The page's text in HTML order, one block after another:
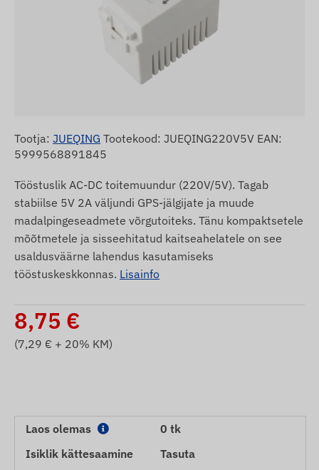
Tootja: JUEQING Tootekood: JUEQING220V5V EAN:
5999568891845
Tööstuslik AC-DC toitemuundur (220V/5V). Tagab
stabiilse 5V 2A väljundi GPS-jälgijate ja muude
madalpingeseadmete võrgutoiteks. Tänu kompaktsetele
mõõtmetele ja sisseehitatud kaitseahelatele on see
usaldusväärne lahendus kasutamiseks
tööstuskeskkonnas. Lisainfo
8,75 €
(7,29 € + 20% KM)
Laos olemas
0 tk
Isiklik kättesaamine
Tasuta